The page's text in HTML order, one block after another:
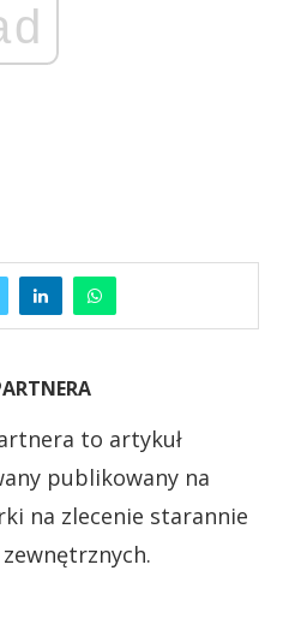
to artykuł
publikowany na
na zlecenie starannie